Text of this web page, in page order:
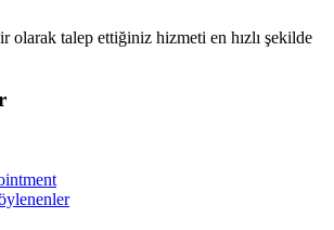
olarak talep ettiğiniz hizmeti en hızlı şekilde